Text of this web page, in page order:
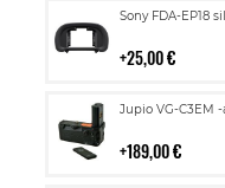
Sony FDA-EP18
25,00 €
Lisää
Jupio VG-C3EM
189,00 €
Lisää